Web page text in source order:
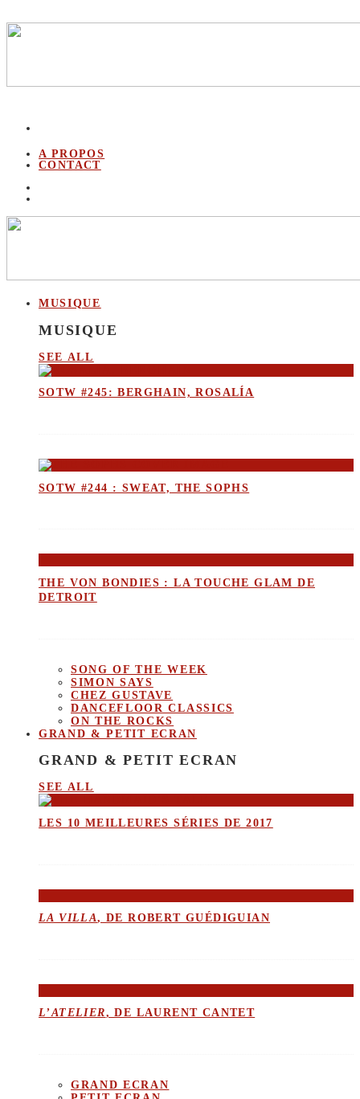
A PROPOS
CONTACT
MUSIQUE
MUSIQUE
SEE ALL
SOTW #245: BERGHAIN, ROSALÍA
SOTW #244 : SWEAT, THE SOPHS
THE VON BONDIES : LA TOUCHE GLAM DE
DETROIT
SONG OF THE WEEK
SIMON SAYS
CHEZ GUSTAVE
DANCEFLOOR CLASSICS
ON THE ROCKS
GRAND & PETIT ECRAN
GRAND & PETIT ECRAN
SEE ALL
LES 10 MEILLEURES SÉRIES DE 2017
LA VILLA, DE ROBERT GUÉDIGUIAN
L’ATELIER, DE LAURENT CANTET
GRAND ECRAN